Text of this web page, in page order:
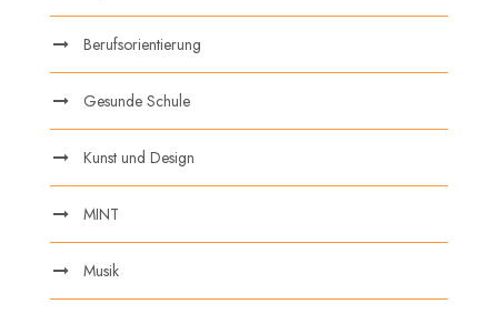
Berufsorientierung
Gesunde Schule
Kunst und Design
MINT
Musik